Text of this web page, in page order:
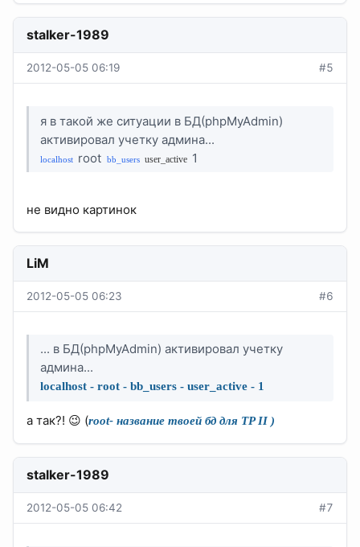
stalker-1989
2012-05-05 06:19 #5
я в такой же ситуации в БД(phpMyAdmin)
активировал учетку админа...
localhost root bb_users user_active 1
не видно картинок
LiM
2012-05-05 06:23 #6
... в БД(phpMyAdmin) активировал учетку
админа...
localhost - root - bb_users - user_active - 1
а так?! 😉 (root- название твоей бд для TP II )
stalker-1989
2012-05-05 06:42 #7